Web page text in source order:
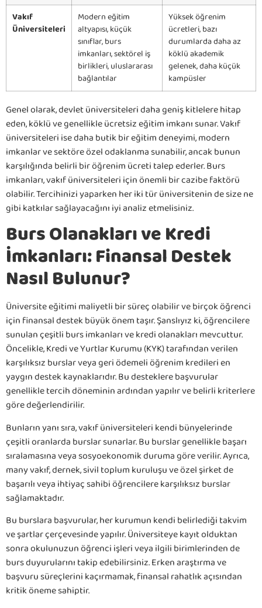
Vakıf
Üniversiteleri
Modern eğitim
altyapısı, küçük
sınıflar, burs
imkanları, sektörel iş
birlikleri, uluslararası
bağlantılar
Yüksek öğrenim
ücretleri, bazı
durumlarda daha az
köklü akademik
gelenek, daha küçük
kampüsler
Genel olarak, devlet üniversiteleri daha geniş kitlelere hitap
eden, köklü ve genellikle ücretsiz eğitim imkanı sunar. Vakıf
üniversiteleri ise daha butik bir eğitim deneyimi, modern
imkanlar ve sektöre özel odaklanma sunabilir, ancak bunun
karşılığında belirli bir öğrenim ücreti talep ederler. Burs
imkanları, vakıf üniversiteleri için önemli bir cazibe faktörü
olabilir. Tercihinizi yaparken her iki tür üniversitenin de size ne
gibi katkılar sağlayacağını iyi analiz etmelisiniz.
Burs Olanakları ve Kredi
İmkanları: Finansal Destek
Nasıl Bulunur?
Üniversite eğitimi maliyetli bir süreç olabilir ve birçok öğrenci
için finansal destek büyük önem taşır. Şanslıyız ki, öğrencilere
sunulan çeşitli burs imkanları ve kredi olanakları mevcuttur.
Öncelikle, Kredi ve Yurtlar Kurumu (KYK) tarafından verilen
karşılıksız burslar veya geri ödemeli öğrenim kredileri en
yaygın destek kaynaklarıdır. Bu desteklere başvurular
genellikle tercih döneminin ardından yapılır ve belirli kriterlere
göre değerlendirilir.
Bunların yanı sıra, vakıf üniversiteleri kendi bünyelerinde
çeşitli oranlarda burslar sunarlar. Bu burslar genellikle başarı
sıralamasına veya sosyoekonomik duruma göre verilir. Ayrıca,
many vakıf, dernek, sivil toplum kuruluşu ve özel şirket de
başarılı veya ihtiyaç sahibi öğrencilere karşılıksız burslar
sağlamaktadır.
Bu burslara başvurular, her kurumun kendi belirlediği takvim
ve şartlar çerçevesinde yapılır. Üniversiteye kayıt olduktan
sonra okulunuzun öğrenci işleri veya ilgili birimlerinden de
burs duyurularını takip edebilirsiniz. Erken araştırma ve
başvuru süreçlerini kaçırmamak, finansal rahatlık açısından
kritik öneme sahiptir.